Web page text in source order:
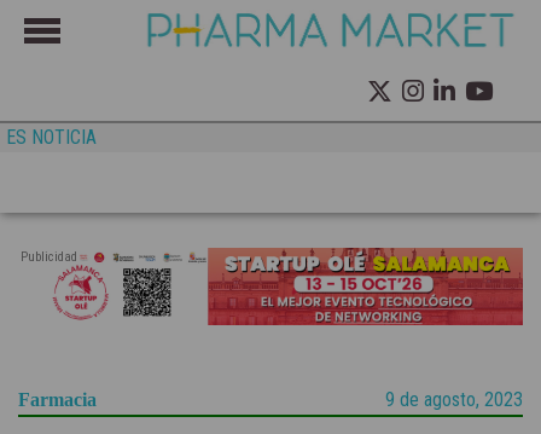
ES NOTICIA
Publicidad
Farmacia 9 de agosto, 2023